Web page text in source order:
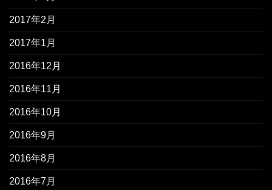
2017年2月
2017年1月
2016年12月
2016年11月
2016年10月
2016年9月
2016年8月
2016年7月